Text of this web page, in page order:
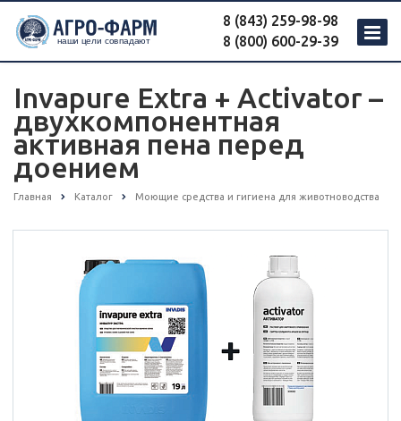
8 (843) 259-98-98
8 (800) 600-29-39
Invapure Extra + Activator –
двухкомпонентная
активная пена перед
доением
Главная Каталог Моющие средства и гигиена для животноводства